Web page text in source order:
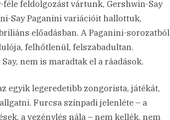
féle feldolgozást vártunk, Gershwin-Say
Say Paganini variációit hallottuk,
előadásban. A Paganini-sorozatból
felhőtlenül, felszabadultan.
nem is maradtak el a ráadások.
egyik legeredetibb zongorista, játékát,
Furcsa színpadi jelenléte – a
a vezénylés nála – nem kellék, nem